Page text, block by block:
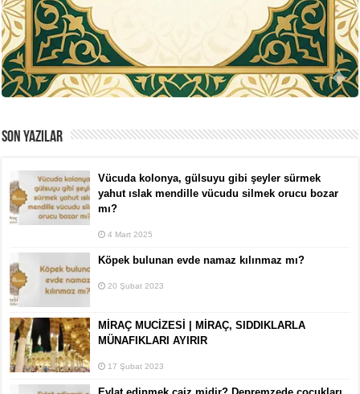
SON YAZILAR
Vücuda kolonya, gülsuyu gibi şeyler sürmek
yahut ıslak mendille vücudu silmek orucu bozar
mı?
4 Mart 2025
Köpek bulunan evde namaz kılınmaz mı?
20 Şubat 2023
MİRAÇ MUCİZESİ | MİRAÇ, SIDDIKLARLA
MÜNAFIKLARI AYIRIR
17 Şubat 2023